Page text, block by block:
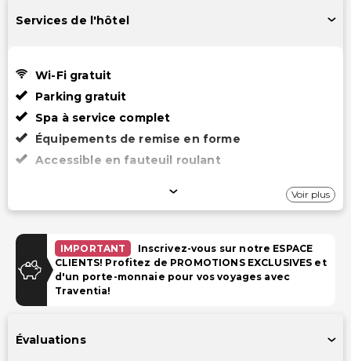
Services de l'hôtel
Wi-Fi gratuit
Parking gratuit
Spa à service complet
Équipements de remise en forme
Accessible en fauteuil roulant
Stationnement
Parking gratuit
Voir plus
IMPORTANT
Inscrivez-vous sur notre ESPACE
CLIENTS! Profitez de PROMOTIONS EXCLUSIVES et
d'un porte-monnaie pour vos voyages avec
Traventia!
Évaluations